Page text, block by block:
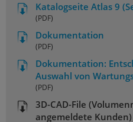
Katalogseite Atlas 9
(PDF)
Dokumentation
(PDF)
Dokumentation:
Auswahl von
(PDF)
3D-CAD-File
angemeldete Kunden)